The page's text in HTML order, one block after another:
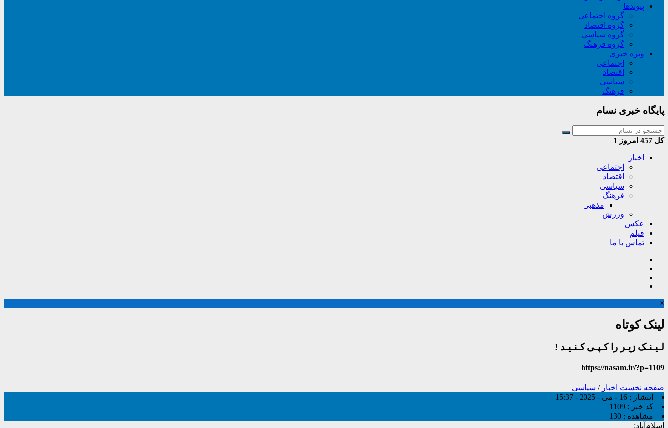
پیوندها
گروه اجتماعی
گروه اقتصاد
گروه سیاسی
گروه فرهنگ
ویژه خبری
اجتماعی
اقتصاد
سیاسی
فرهنگ
پایگاه خبری نسام
کل امروز 1
اخبار
اجتماعی
اقتصاد
سیاسی
فرهنگ
مذهبی
ورزش
عکس
فیلم
تماس با ما
×
لینک کوتاه
لـیـنـک زیـر را کـپـی کـنـیـد !
https://nasam.ir/?p=1109
صفحه نخست اخبار / سیاسی
انتشار : 16 - می - 2025 - 15:37
کد خبر : 1109
مشاهده : 130
اسلام‌آباد: